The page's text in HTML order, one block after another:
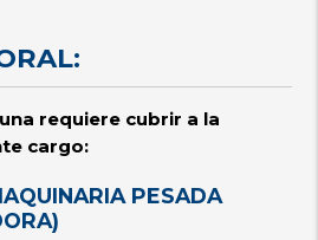
requiere cubrir a la
cargo:
PESADA